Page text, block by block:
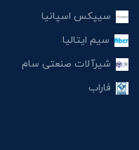
سیپکس اسپانیا
سیم ایتالیا
شیرآلات صنعتی سام
فاراب